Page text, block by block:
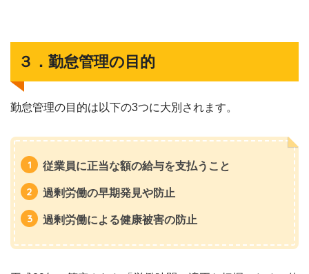
３．勤怠管理の目的
勤怠管理の目的は以下の3つに大別されます。
従業員に正当な額の給与を支払うこと
過剰労働の早期発見や防止
過剰労働による健康被害の防止